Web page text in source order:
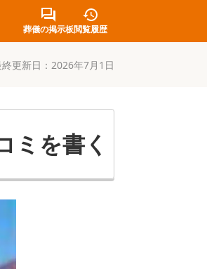
葬儀の掲示板閲覧履歴
更新日： 2026年7月1日
ミを書く